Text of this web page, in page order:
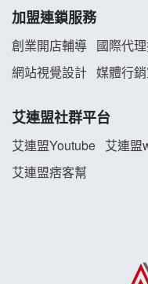
雞咕雞咕加盟說明會
TEA TOP加盟說明
珍好味臭臭鍋加盟說
藍象廷泰式火鍋加
日十。早午食加盟說
莫尼早餐Morni加盟
加盟連鎖服務
創業開店輔導 國際代
網站視覺設計 媒體行
艾連盟社群平台
艾連盟Youtube 艾連盟
艾連盟痞客幫